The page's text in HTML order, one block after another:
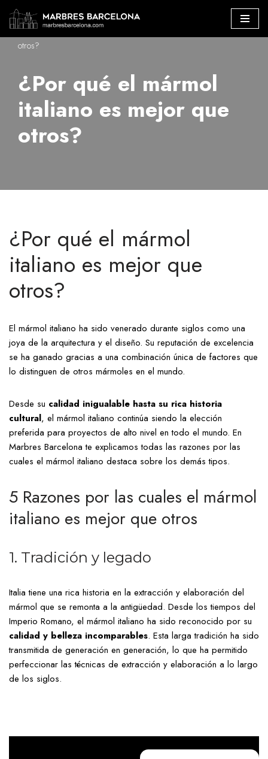
SaltarMarbres Barcelona»¿Por qué el mármol italiano es mejor que
otros?
¿Por qué el mármol
italiano es mejor que
otros?
¿Por qué el mármol
italiano es mejor que
otros?
El mármol italiano ha sido venerado durante siglos como una
joya de la arquitectura y el diseño. Su reputación de excelencia
se ha ganado gracias a una combinación única de factores que
lo distinguen de otros mármoles en el mundo.
Desde su calidad inigualable hasta su rica historia
cultural, el mármol italiano continúa siendo la elección
preferida para proyectos de alto nivel en todo el mundo. En
Marbres Barcelona te explicamos todas las razones por las
cuales el mármol italiano destaca sobre los demás tipos.
5 Razones por las cuales el mármol
italiano es mejor que otros
1. Tradición y legado
Italia tiene una rica historia en la extracción y elaboración del
mármol que se remonta a la antigüedad. Desde los tiempos del
Imperio Romano, el mármol italiano ha sido reconocido por su
calidad y belleza incomparables. Esta larga tradición ha sido
transmitida de generación en generación, lo que ha permitido
perfeccionar las técnicas de extracción y elaboración a lo largo
de los siglos.